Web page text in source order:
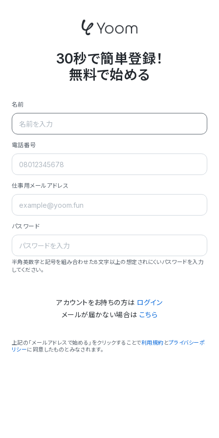
30秒で簡単登録！
無料で始める
名前
電話番号
仕事用メールアドレス
パスワード
半角英数字と記号を組み合わせた8文字以上の想定されにくいパスワードを入力
してください。
アカウントをお持ちの方は ログイン
メールが届かない場合は こちら
上記の「メールアドレスで始める」をクリックすることで利用規約 とプライバシーポ
リシーに同意したものとみなされます。